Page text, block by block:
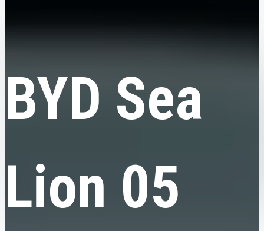
Електромобілі
Комерційний транспорт
Аксесуари
Ваш кошик порожній!
BYD Sea
Lion 05